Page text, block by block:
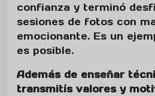
confianza y terminó
sesiones de fotos con
emocionante. Es un
es posible.
Además de enseñar
transmitís valores y